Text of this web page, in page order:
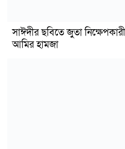
সাঈদীর ছবিতে জুতা
আমির হামজা